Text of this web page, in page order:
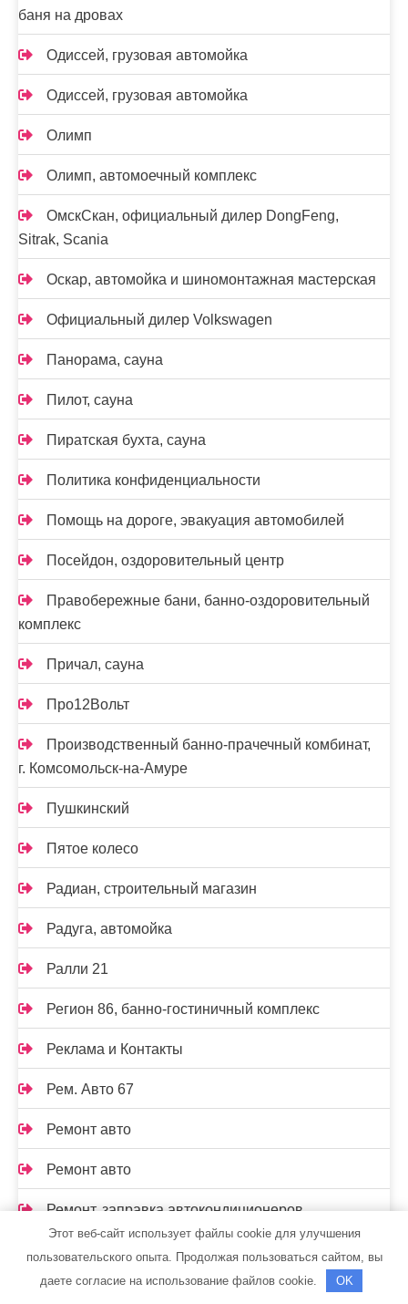
баня на дровах
Одиссей, грузовая автомойка
Одиссей, грузовая автомойка
Олимп
Олимп, автомоечный комплекс
ОмскСкан, официальный дилер DongFeng,
Sitrak, Scania
Оскар, автомойка и шиномонтажная мастерская
Официальный дилер Volkswagen
Панорама, сауна
Пилот, сауна
Пиратская бухта, сауна
Политика конфиденциальности
Помощь на дороге, эвакуация автомобилей
Посейдон, оздоровительный центр
Правобережные бани, банно-оздоровительный
комплекс
Причал, сауна
Про12Вольт
Производственный банно-прачечный комбинат,
г. Комсомольск-на-Амуре
Пушкинский
Пятое колесо
Радиан, строительный магазин
Радуга, автомойка
Ралли 21
Регион 86, банно-гостиничный комплекс
Реклама и Контакты
Рем. Авто 67
Ремонт авто
Ремонт авто
Ремонт, заправка автокондиционеров
Русская баня на дровах
Русская баня на дровах
Этот веб-сайт использует файлы cookie для улучшения
пользовательского опыта. Продолжая пользоваться сайтом, вы
даете согласие на использование файлов cookie.
OK